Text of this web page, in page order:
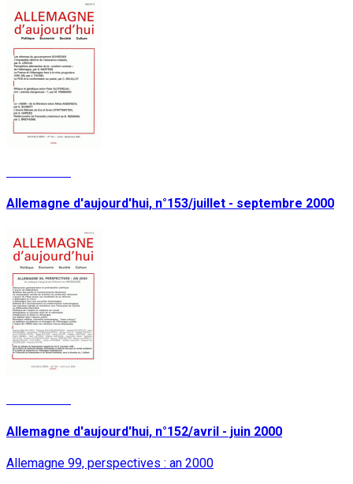
Allemagne d'aujourd'hui, n°153/juillet - septembre 2000
Allemagne d'aujourd'hui, n°152/avril - juin 2000
Allemagne 99, perspectives : an 2000